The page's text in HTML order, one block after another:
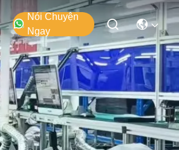
Nói Chuyện
Ngay